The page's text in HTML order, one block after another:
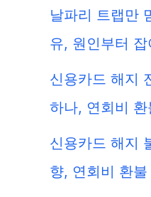
날파리 트랩만
유, 원인부터
신용카드 해지
하나, 연회비 환
신용카드 해지
향, 연회비 환불